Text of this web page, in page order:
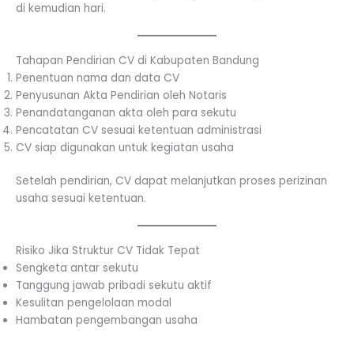
di kemudian hari.
Tahapan Pendirian CV di Kabupaten Bandung
Penentuan nama dan data CV
Penyusunan Akta Pendirian oleh Notaris
Penandatanganan akta oleh para sekutu
Pencatatan CV sesuai ketentuan administrasi
CV siap digunakan untuk kegiatan usaha
Setelah pendirian, CV dapat melanjutkan proses perizinan
usaha sesuai ketentuan.
Risiko Jika Struktur CV Tidak Tepat
Sengketa antar sekutu
Tanggung jawab pribadi sekutu aktif
Kesulitan pengelolaan modal
Hambatan pengembangan usaha